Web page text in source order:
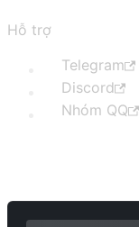
Hỗ trợ
Telegram
Discord
Nhóm QQ